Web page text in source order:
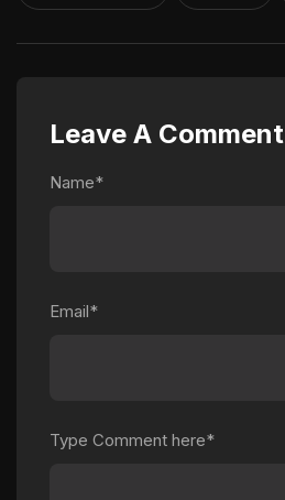
Leave A Comment
Name*
Email*
Type Comment here*